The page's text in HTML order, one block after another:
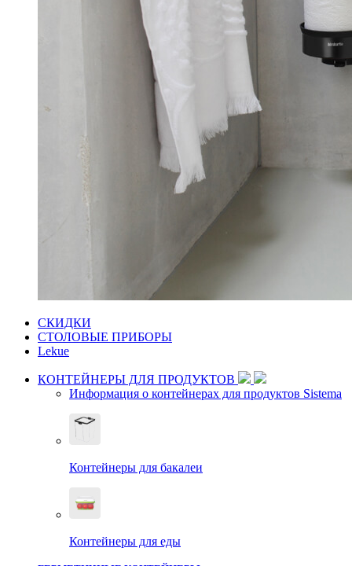
СКИДКИ
СТОЛОВЫЕ ПРИБОРЫ
Lekue
КОНТЕЙНЕРЫ ДЛЯ ПРОДУКТОВ
Информация о контейнерах для продуктов Sistema
Контейнеры для бакалеи
Контейнеры для еды